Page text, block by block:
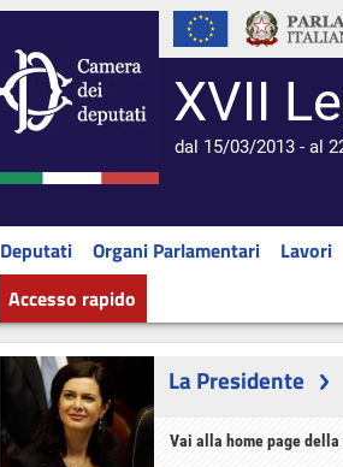
XVII
dal 15/03/2013 - al
Deputati Organi Parlamentari Lavori
Accesso rapido
La Presidente
Vai alla home page